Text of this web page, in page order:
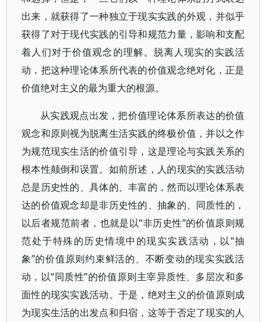
出来，就获得了一种独立于现实实践的外观，并似乎
获得了对于现代实践的引导和规范力量，影响和支配
着人们对于价值观念的理解。脱离人现实的实践活
动，把这种理论体系所代表的价值观念绝对化，正是
价值绝对主义的最为重大的根源。
从实践观点出发，把价值理论体系所表达的价值
观念和原则视为脱离生活实践的终极价值，并以之作
为规范现实生活的价值引导，这是理论与实践关系的
根本性颠倒和误置。如前所述，人的现实的实践活动
总是历史性的、具体的、丰富的，然而以理论体系表
达的价值观念却是非历史性的、抽象的、同质性的，
以后者规范前者，也就是以“非历史性”的价值原则规
范处于特殊的历史情境中的现实实践活动，以“抽
象”的价值原则约束鲜活的、不断变动的现实实践活
动，以“同质性”的价值原则主宰异质性、多层次和多
面性的现实实践活动。于是，绝对主义的价值原则成
为现实生活的出发点和归宿，这等于否定了现实的人